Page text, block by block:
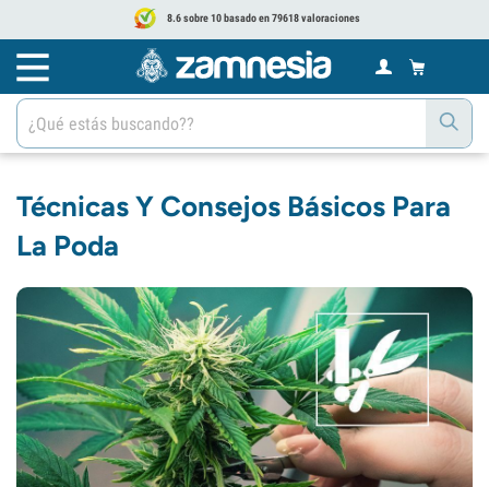
8.6 sobre 10 basado en 79618 valoraciones
Técnicas Y Consejos Básicos Para
La Poda